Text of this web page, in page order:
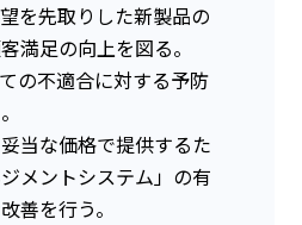
を先取りした新製品の
満足の向上を図る。
の不適合に対する予防
当な価格で提供するた
メントシステム」の有
善を行う。